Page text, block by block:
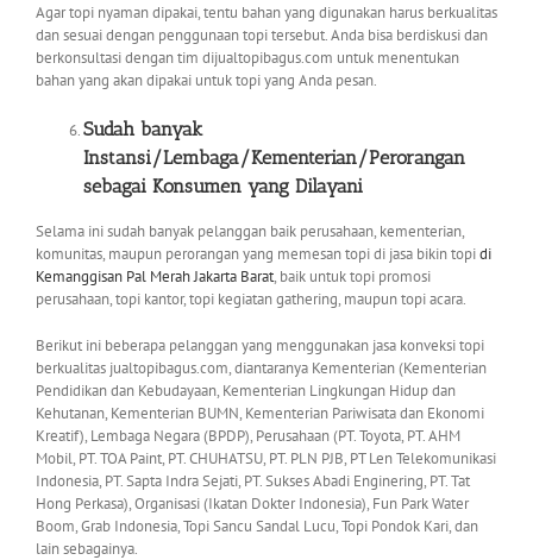
Agar topi nyaman dipakai, tentu bahan yang digunakan harus berkualitas
dan sesuai dengan penggunaan topi tersebut. Anda bisa berdiskusi dan
berkonsultasi dengan tim dijualtopibagus.com untuk menentukan
bahan yang akan dipakai untuk topi yang Anda pesan.
Sudah banyak
Instansi/Lembaga/Kementerian/Perorangan
sebagai Konsumen yang Dilayani
Selama ini sudah banyak pelanggan baik perusahaan, kementerian,
komunitas, maupun perorangan yang memesan topi di jasa bikin topidi
Kemanggisan Pal Merah Jakarta Barat, baik untuk topi promosi
perusahaan, topi kantor, topi kegiatan gathering, maupun topi acara.
Berikut ini beberapa pelanggan yang menggunakan jasa konveksi topi
berkualitas jualtopibagus.com, diantaranya Kementerian (Kementerian
Pendidikan dan Kebudayaan, Kementerian Lingkungan Hidup dan
Kehutanan, Kementerian BUMN, Kementerian Pariwisata dan Ekonomi
Kreatif), Lembaga Negara (BPDP), Perusahaan (PT. Toyota, PT. AHM
Mobil, PT. TOA Paint, PT. CHUHATSU, PT. PLN PJB, PT Len Telekomunikasi
Indonesia, PT. Sapta Indra Sejati, PT. Sukses Abadi Enginering, PT. Tat
Hong Perkasa), Organisasi (Ikatan Dokter Indonesia), Fun Park Water
Boom, Grab Indonesia, Topi Sancu Sandal Lucu, Topi Pondok Kari, dan
lain sebagainya.